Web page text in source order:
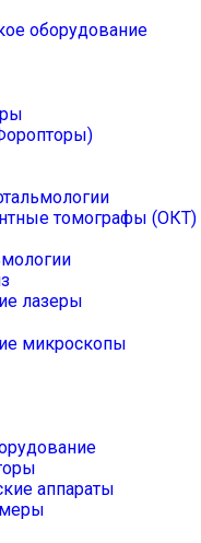
оборудование
томографы (ОКТ)
лазеры
микроскопы
аппараты